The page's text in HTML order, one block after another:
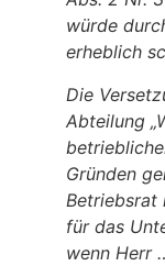
würde
erheblich
Die
Abteilung
Gründen
Betriebsrat
für das
wenn Herr